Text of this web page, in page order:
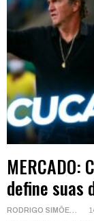
MERCADO:
define suas